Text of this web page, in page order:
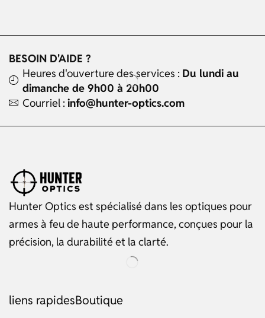
BESOIN D'AIDE ?
Heures d'ouverture des services : Du lundi au
dimanche de 9h00 à 20h00
Courriel : info@hunter-optics.com
Hunter Optics est spécialisé dans les optiques pour
armes à feu de haute performance, conçues pour la
précision, la durabilité et la clarté.
liens rapidesBoutique